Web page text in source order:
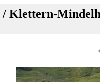
Klettern-